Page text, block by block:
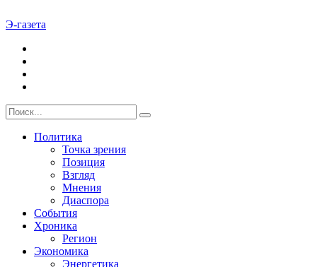
Э-газета
Политика
Точка зрения
Позиция
Взгляд
Мнения
Диаспора
События
Хроника
Регион
Экономика
Энергетика